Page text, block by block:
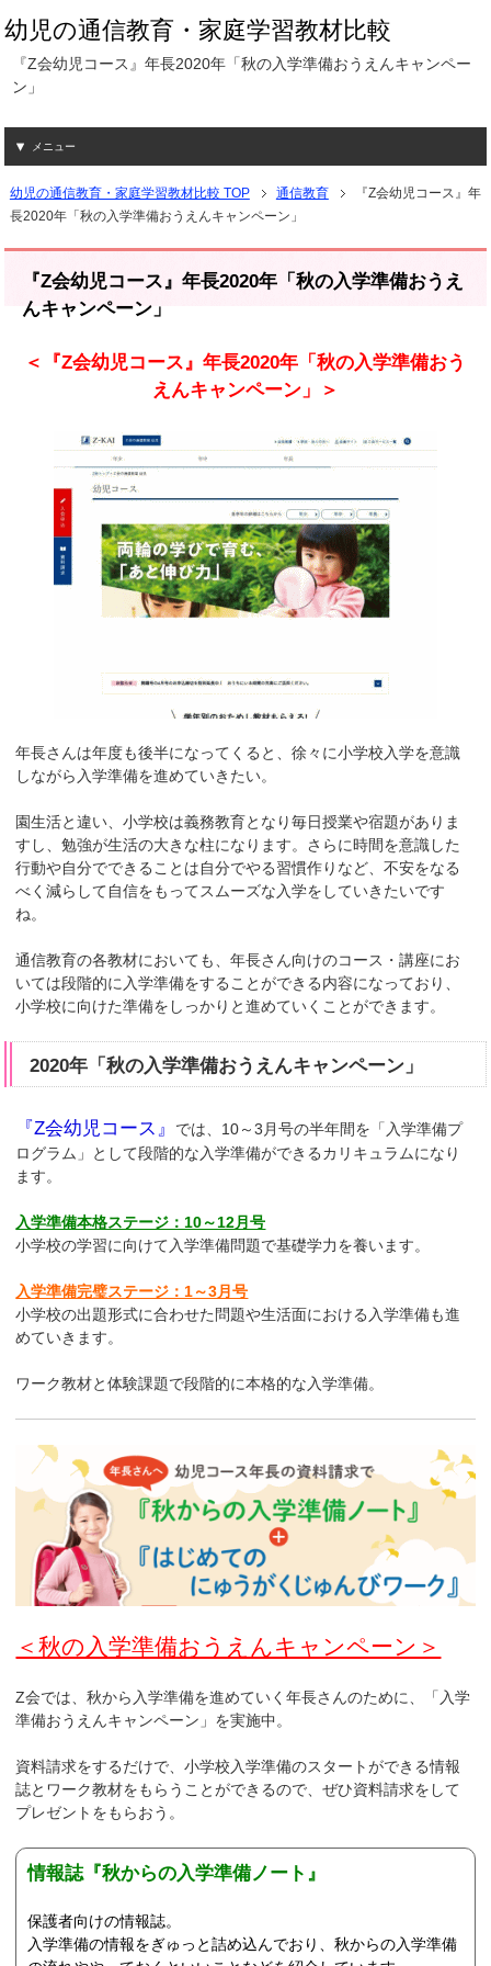
幼児の通信教育・家庭学習教材比較
『Z会幼児コース』年長2020年「秋の入学準備おうえんキャンペー
ン」
メニュー
幼児の通信教育・家庭学習教材比較 TOP 通信教育
『Z会幼児コース』年
長2020年「秋の入学準備おうえんキャンペーン」
『Z会幼児コース』年長2020年「秋の入学準備おうえ
んキャンペーン」
＜『Z会幼児コース』年長2020年「秋の入学準備おう
えんキャンペーン」＞
年長さんは年度も後半になってくると、徐々に小学校入学を意識
しながら入学準備を進めていきたい。
園生活と違い、小学校は義務教育となり毎日授業や宿題がありま
すし、勉強が生活の大きな柱になります。さらに時間を意識した
行動や自分でできることは自分でやる習慣作りなど、不安をなる
べく減らして自信をもってスムーズな入学をしていきたいです
ね。
通信教育の各教材においても、年長さん向けのコース・講座にお
いては段階的に入学準備をすることができる内容になっており、
小学校に向けた準備をしっかりと進めていくことができます。
2020年「秋の入学準備おうえんキャンペーン」
『Z会幼児コース』
では、10～3月号の半年間を「入学準備プ
ログラム」として段階的な入学準備ができるカリキュラムになり
ます。
入学準備本格ステージ：10～12月号
小学校の学習に向けて入学準備問題で基礎学力を養います。
入学準備完璧ステージ：1～3月号
小学校の出題形式に合わせた問題や生活面における入学準備も進
めていきます。
ワーク教材と体験課題で段階的に本格的な入学準備。
＜秋の入学準備おうえんキャンペーン＞
Z会では、秋から入学準備を進めていく年長さんのために、「入学
準備おうえんキャンペーン」を実施中。
資料請求をするだけで、小学校入学準備のスタートができる情報
誌とワーク教材をもらうことができるので、ぜひ資料請求をして
プレゼントをもらおう。
情報誌『秋からの入学準備ノート』
保護者向けの情報誌。
入学準備の情報をぎゅっと詰め込んでおり、秋からの入学準備